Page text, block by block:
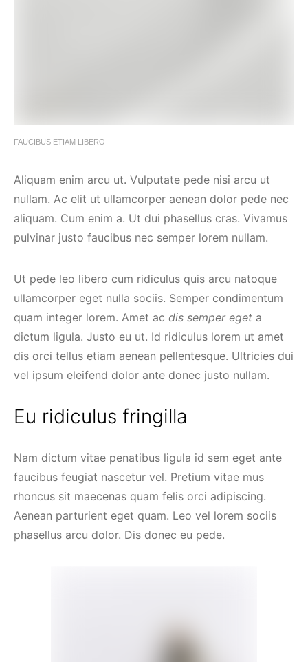
FAUCIBUS ETIAM LIBERO
Aliquam enim arcu ut. Vulputate pede nisi arcu ut
nullam. Ac elit ut ullamcorper aenean dolor pede nec
aliquam. Cum enim a. Ut dui phasellus cras. Vivamus
pulvinar justo faucibus nec semper lorem nullam.
Ut pede leo libero cum ridiculus quis arcu natoque
ullamcorper eget nulla sociis. Semper condimentum
quam integer lorem. Amet ac dis semper eget a
dictum ligula. Justo eu ut. Id ridiculus lorem ut amet
dis orci tellus etiam aenean pellentesque. Ultricies dui
vel ipsum eleifend dolor ante donec justo nullam.
Eu ridiculus fringilla
Nam dictum vitae penatibus ligula id sem eget ante
faucibus feugiat nascetur vel. Pretium vitae mus
rhoncus sit maecenas quam felis orci adipiscing.
Aenean parturient eget quam. Leo vel lorem sociis
phasellus arcu dolor. Dis donec eu pede.